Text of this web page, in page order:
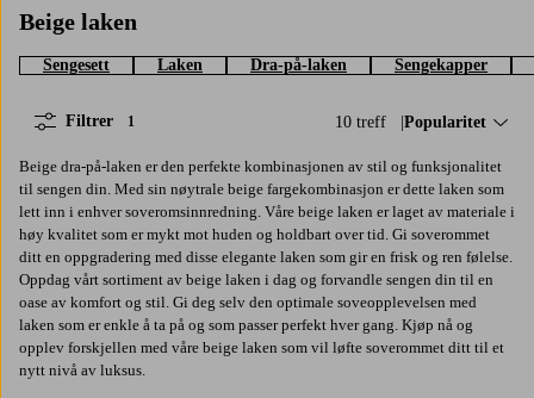
Beige laken
Sengesett Laken Dra-på-laken Sengekapper
10 treff Sorter på:
Popularitet
Filtrer 1
Beige dra-på-laken er den perfekte kombinasjonen av stil og funksjonalitet
til sengen din. Med sin nøytrale beige fargekombinasjon er dette laken som
lett inn i enhver soveromsinnredning. Våre beige laken er laget av materiale i
høy kvalitet som er mykt mot huden og holdbart over tid. Gi soverommet
ditt en oppgradering med disse elegante laken som gir en frisk og ren følelse.
Oppdag vårt sortiment av beige laken i dag og forvandle sengen din til en
oase av komfort og stil. Gi deg selv den optimale soveopplevelsen med
laken som er enkle å ta på og som passer perfekt hver gang. Kjøp nå og
opplev forskjellen med våre beige laken som vil løfte soverommet ditt til et
nytt nivå av luksus.